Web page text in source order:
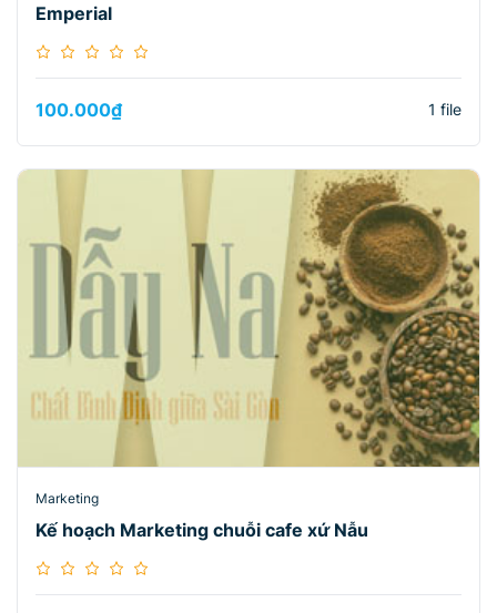
Emperial
100.000₫ 1 file
Marketing
Kế hoạch Marketing chuỗi cafe xứ Nẫu